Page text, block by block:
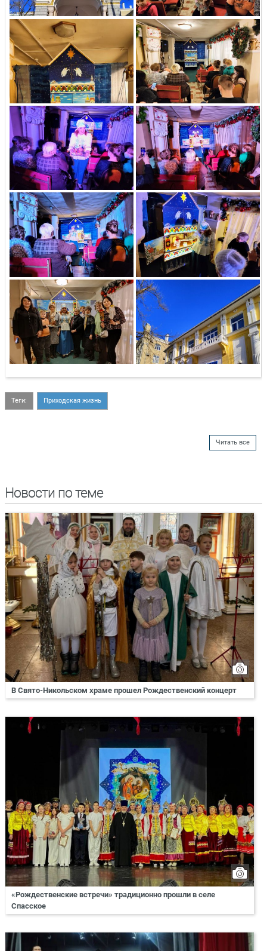
Теги: Приходская жизнь
Читать все
Новости по теме
В Свято-Никольском храме прошел Рождественский концерт
«Рождественские встречи» традиционно прошли в селе
Спасское